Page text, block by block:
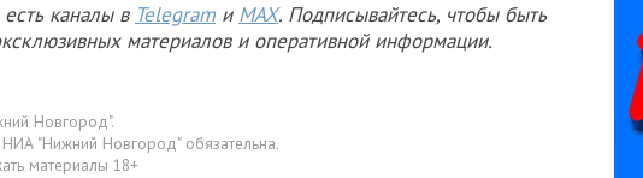
каналы в Telegram и MAX. Подписывайтесь, чтобы быть
материалов и оперативной информации.
Новгород".
"Нижний Новгород" обязательна.
материалы 18+